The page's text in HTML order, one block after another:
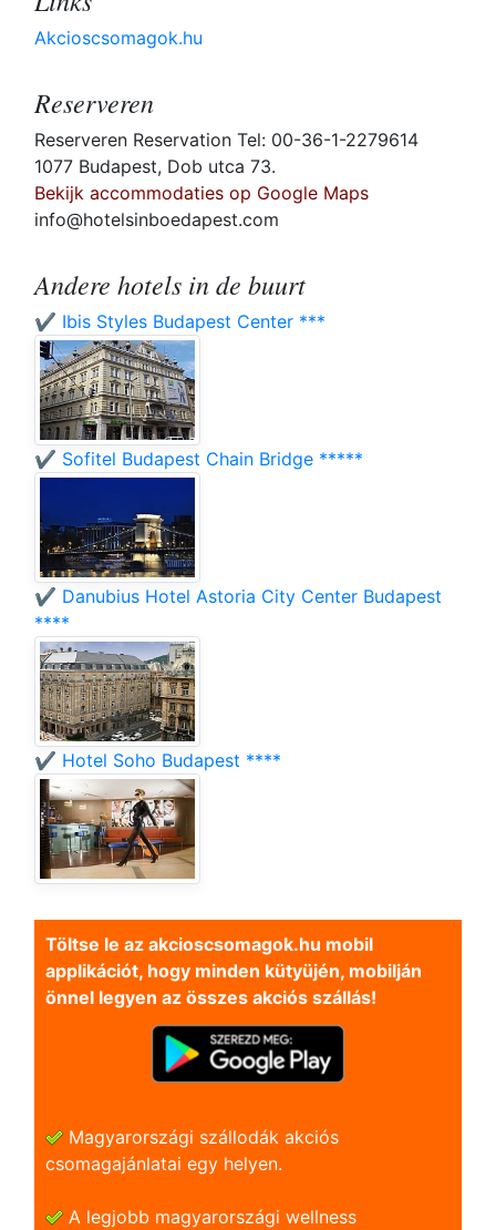
Akcioscsomagok.hu
Reserveren
Reserveren Reservation Tel: 00-36-1-2279614
1077 Budapest, Dob utca 73.
Bekijk accommodaties op Google Maps
info@hotelsinboedapest.com
Andere hotels in de buurt
✔️ Ibis Styles Budapest Center ***
✔️ Sofitel Budapest Chain Bridge *****
✔️ Danubius Hotel Astoria City Center Budapest
****
✔️ Hotel Soho Budapest ****
Töltse le az akcioscsomagok.hu mobil
applikációt, hogy minden kütyüjén, mobilján
önnel legyen az összes akciós szállás!
Magyarországi szállodák akciós
csomagajánlatai egy helyen.
A legjobb magyarországi wellness